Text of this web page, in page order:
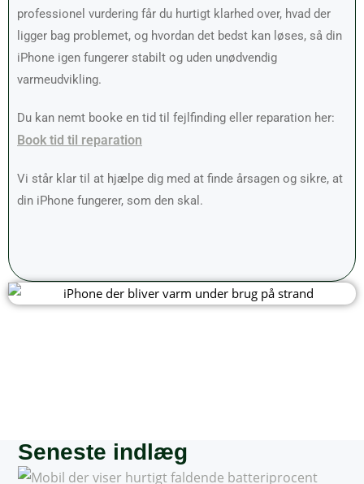
professionel vurdering får du hurtigt klarhed over, hvad der
ligger bag problemet, og hvordan det bedst kan løses, så din
iPhone igen fungerer stabilt og uden unødvendig
varmeudvikling.
Du kan nemt booke en tid til fejlfinding eller reparation her:
Book tid til reparation
Vi står klar til at hjælpe dig med at finde årsagen og sikre, at
din iPhone fungerer, som den skal.
Seneste indlæg